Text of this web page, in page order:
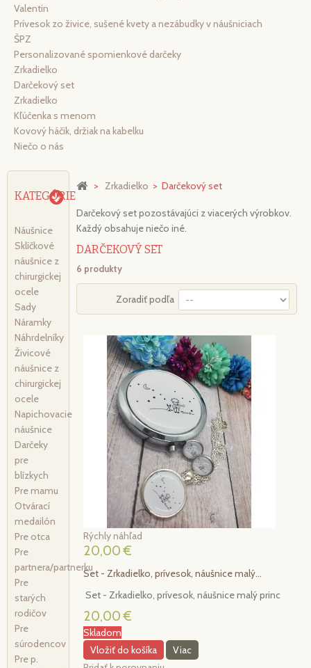
Valentin
Prívesok zo živice, sušené kvety a nezábudky v náušniciach
ŠPZ
Personalizované spomienkové darčeky
Zrkadielko
Darčekový set
Zrkadielko
Kľúčenka s menom
Kovový háčik, držiak na kabelku
Niečo o nás
KATEGÓRIE
Náušnice
Sklíčkové
náušnice z
chirurgickej
ocele
Sady
Náramky
Náhrdelníky
Živicové
náušnice z
chirurgickej
ocele
Napichovacie
náušnice
Darčeky
pre
blízkych
Pre mamu
Otvárací
medailón
Pre otca
Pre
partnera/partnerku
Pre
starých
rodičov
Pre
súrodencov
Pre p.
> Zrkadielko > Darčekový set
Darčekový set pozostávajúci z viacerých výrobkov.
Každý obsahuje niečo iné.
DARČEKOVÝ SET
6 produkty
Zoradiť podľa
Rýchly náhľad
20,00 €
Set - Zrkadielko, prívesok, náušnice malý...
Set - Zrkadielko, prívesok, náušnice malý princ
20,00 €
Skladom
Vložiť do košíka
Viac